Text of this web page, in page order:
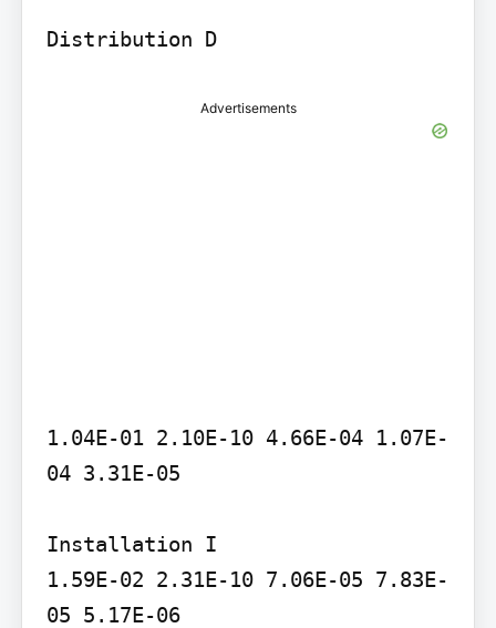
Distribution D
Advertisements
1.04E-01 2.10E-10 4.66E-04 1.07E-
04 3.31E-05
Installation I
1.59E-02 2.31E-10 7.06E-05 7.83E-
05 5.17E-06